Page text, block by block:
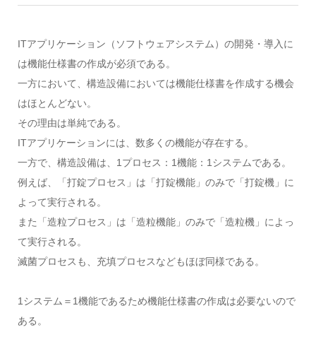
ITアプリケーション（ソフトウェアシステム）の開発・導入に
は機能仕様書の作成が必須である。
一方において、構造設備においては機能仕様書を作成する機会
はほとんどない。
その理由は単純である。
ITアプリケーションには、数多くの機能が存在する。
一方で、構造設備は、1プロセス：1機能：1システムである。
例えば、「打錠プロセス」は「打錠機能」のみで「打錠機」に
よって実行される。
また「造粒プロセス」は「造粒機能」のみで「造粒機」によっ
て実行される。
滅菌プロセスも、充填プロセスなどもほぼ同様である。
1システム＝1機能であるため機能仕様書の作成は必要ないので
ある。